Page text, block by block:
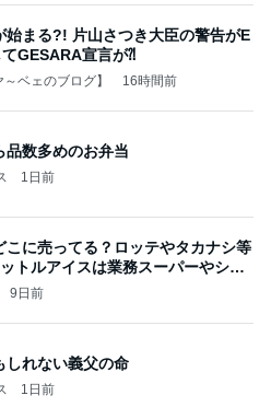
始まる?! 片山さつき大臣の警告がE
GESARA宣言が⁈
ベェのブログ】 16時間前
品数多めのお弁当
1日前
こに売ってる？ロッテやタカナシ等
トルアイスは業務スーパーやシャ
9日前
しれない義父の命
1日前